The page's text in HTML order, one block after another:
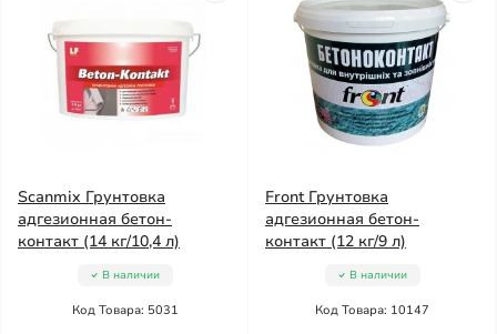
Scanmix Грунтовка
адгезионная бетон-
контакт (14 кг/10,4 л)
В наличии
Код Товара: 5031
Front Грунтовка
адгезионная бетон-
контакт (12 кг/9 л)
В наличии
Код Товара: 10147